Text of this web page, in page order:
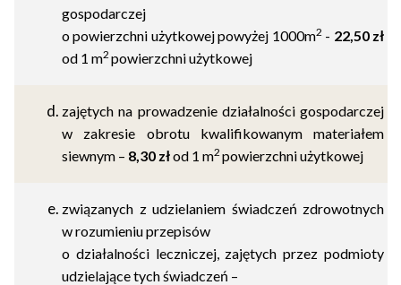
gospodarczej
o powierzchni użytkowej powyżej 1000m2 - 22,50 zł
od 1 m2 powierzchni użytkowej
zajętych na prowadzenie działalności gospodarczej
w zakresie obrotu kwalifikowanym materiałem
siewnym – 8,30 złod 1 m2 powierzchni użytkowej
związanych z udzielaniem świadczeń zdrowotnych
w rozumieniu przepisów
o działalności leczniczej, zajętych przez podmioty
udzielające tych świadczeń –